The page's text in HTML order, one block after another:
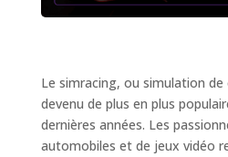
Le simracing, ou simulation
devenu de plus en plus
dernières années. Les
automobiles et de jeux vidéo